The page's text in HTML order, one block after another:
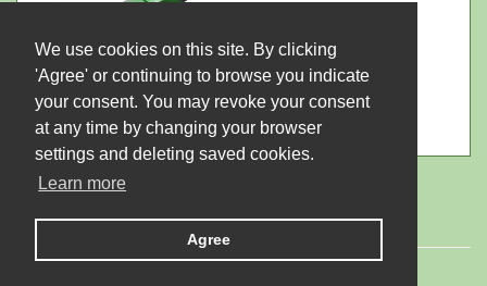
We use cookies on this site. By clicking
'Agree' or continuing to browse you indicate
your consent. You may revoke your consent
at any time by changing your browser
settings and deleting saved cookies.
Learn more
Agree